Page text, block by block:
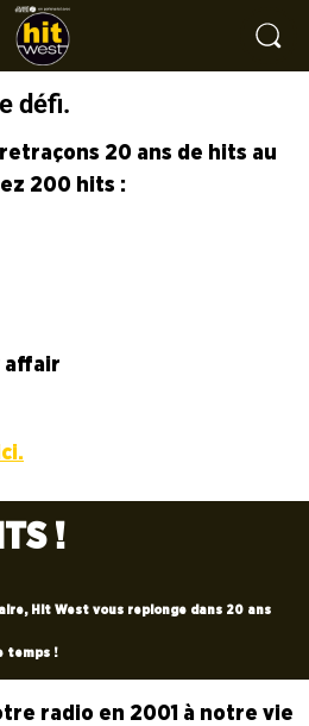
défi.
20 ans de hits au
200 hits :
affair
!
Hit West vous replonge dans 20 ans
temps !
radio en 2001 à notre vie